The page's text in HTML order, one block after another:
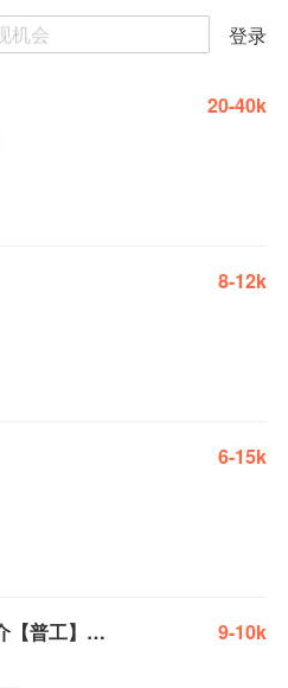
登录
20-40k
8-12k
6-15k
小厂招长期/短期，不走中介【普工】300一天纯工价+包吃住 9-10k